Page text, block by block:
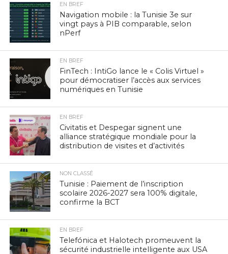
EN BREF
Navigation mobile : la Tunisie 3e sur
vingt pays à PIB comparable, selon
nPerf
EN BREF
FinTech : IntiGo lance le « Colis Virtuel »
pour démocratiser l’accès aux services
numériques en Tunisie
EN BREF
Civitatis et Despegar signent une
alliance stratégique mondiale pour la
distribution de visites et d’activités
NON CLASSÉ
Tunisie : Paiement de l’inscription
scolaire 2026-2027 sera 100% digitale,
confirme la BCT
EN BREF
Telefónica et Halotech promeuvent la
sécurité industrielle intelligente aux USA